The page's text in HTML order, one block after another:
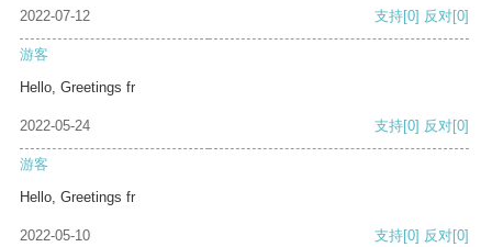
2022-07-12 支持[0] 反对[0]
游客
Hello, Greetings fr
2022-05-24 支持[0] 反对[0]
游客
Hello, Greetings fr
2022-05-10 支持[0] 反对[0]